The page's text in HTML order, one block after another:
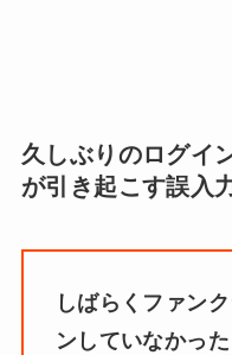
久しぶりのログイ
が引き起こす誤入
しばらくファン
ンしていなかっ